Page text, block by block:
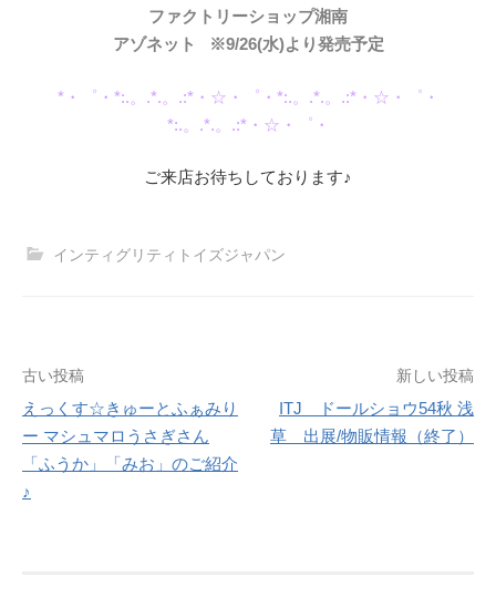
ファクトリーショップ湘南
アゾネット ※9/26(水)より発売予定
*・゜・*:.。.*.。.:*・☆・゜・*:.。.*.。.:*・☆・゜・
*:.。.*.。.:*・☆・゜・
ご来店お待ちしております♪
インティグリティトイズジャパン
投
稿
ナ
ビ
古い投稿
えっくす☆きゅーとふぁみり
ー マシュマロうさぎさん
「ふうか」「みお」のご紹介
♪
新しい投稿
ITJ ドールショウ54秋 浅
草 出展/物販情報（終了）